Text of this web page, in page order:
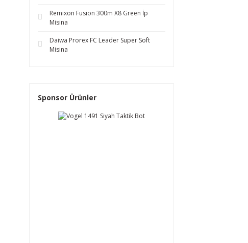
Remixon Fusion 300m X8 Green İp
Misina
Daiwa Prorex FC Leader Super Soft
Misina
Sponsor Ürünler